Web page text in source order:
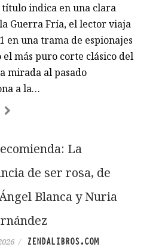
título indica en una clara
Guerra Fría, el lector viaja
en una trama de espionajes
el más puro corte clásico del
mirada al pasado
a la…
La
de ser rosa, de
Blanca y Nuria
/ ZENDALIBROS.COM